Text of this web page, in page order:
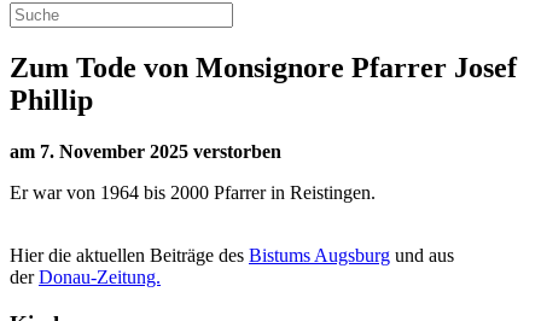
Zum Tode von Monsignore Pfarrer Josef
Phillip
am 7. November 2025 verstorben
Er war von 1964 bis 2000 Pfarrer in Reistingen.
Hier die aktuellen Beiträge des Bistums Augsburg und aus
derDonau-Zeitung.